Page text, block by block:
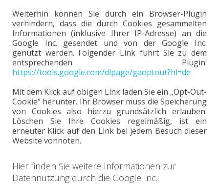
Weiterhin können Sie durch ein Browser-Plugin
verhindern, dass die durch Cookies gesammelten
Informationen (inklusive Ihrer IP-Adresse) an die
Google Inc. gesendet und von der Google Inc.
genutzt werden. Folgender Link führt Sie zu dem
entsprechenden Plugin:
https://tools.google.com/dlpage/gaoptout?hl=de
Mit dem Klick auf obigen Link laden Sie ein „Opt-Out-
Cookie“ herunter. Ihr Browser muss die Speicherung
von Cookies also hierzu grundsätzlich erlauben.
Löschen Sie Ihre Cookies regelmäßig, ist ein
erneuter Klick auf den Link bei jedem Besuch dieser
Website vonnöten.
Hier finden Sie weitere Informationen zur
Datennutzung durch die Google Inc.: